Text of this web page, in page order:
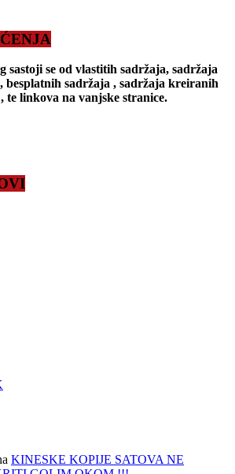
sastoji se od vlastitih sadržaja, sadržaja
besplatnih sadržaja , sadržaja kreiranih
te linkova na vanjske stranice.
KINESKE KOPIJE SATOVA NE